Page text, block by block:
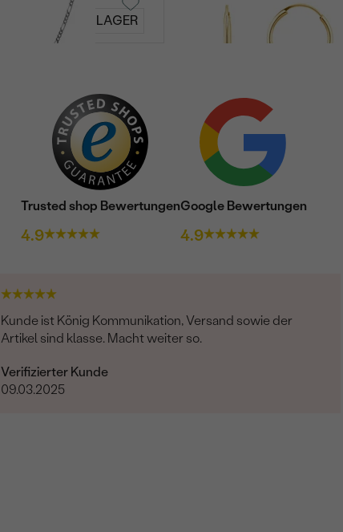
AUF LAGER
Trusted shop Bewertungen
4.9
Google Bewertungen
4.9
Kunde ist König Kommunikation, Versand sowie der
Artikel sind klasse. Macht weiter so.
Verifizierter Kunde
09.03.2025